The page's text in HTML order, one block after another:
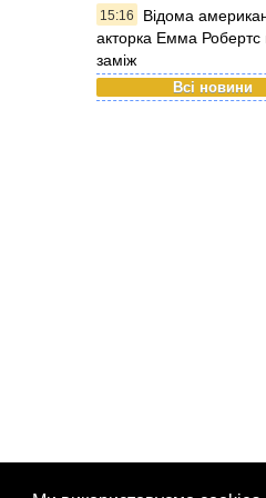
15:16
Відома
акторка Емма
заміж
Всі новини